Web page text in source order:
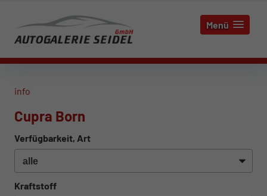
Menü
info
Cupra Born
Verfügbarkeit, Art
Kraftstoff